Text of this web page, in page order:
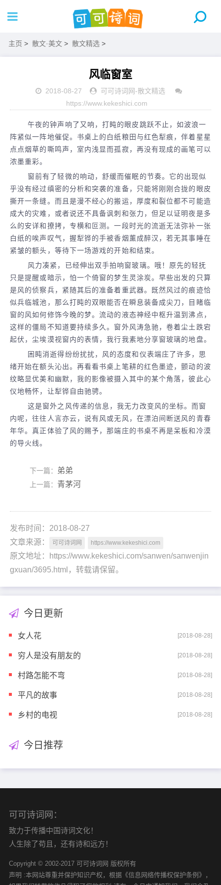
主页 > 散文·美文 > 散文精选 >
风临窗室
2018-08-27 可可诗词网-散文精选
https://www.kekeshici.com
午夜的钟声响了又响，打盹的眼皮跳跃不止，如波浪一
阵紧似一阵地催促。书桌上的白纸粮田与红色犁痕，伴着星星
点点烟草的嘶鸣声，室内浅显而孤寂，再没有现成的画笔可以
浓墨重彩。
窗前有了轻微的响动，舒缓而催眠的节奏。它的出现似
乎没有经过缜密的分析和突袭的准备，只能将刚刚合拢的眼皮
撕开一条缝。而且是漫不经心的搬运，厚度和裂位都不可能造
成大的灾难，或者说还不具备讽刺和张力，但足以证明夜是多
么的安详和撩拷，专横和叵测。一段时光的流逝无法弥补一张
白纸的唉声叹气，握犁铧的手被香烟薰成醉汉，若无其事睡在
紧皱的额头，等待下一场游戏的开始和结束。
风力凑紧，已经伸出双手拍响窗玻璃。哦！原先的轻抚
只是提醒或暗示，怕一个倚窗的梦生灵涂炭。早些出发的只算
是风的侦察兵，紧随其后的准备着重武器。既然风过的痕迹恰
似兵临城池，那么打盹的双眼能否在瞬息装备成尖刀，目睹临
窗的风如何修饰今晚的梦。流动的液态神经中枢升温到沸点，
这样的僵局不知道要持续多久。窗外风涛急驰，卷着尘土跌宕
起伏，尘埃漠视窗内的表情，我行我素地分享窗玻璃的地盘。
困盹消逝得纷纷扰扰，风的态度和仪表端庄了许多，思
绪开始在额头沁出。再看看书桌上笔耕的红色墨迹，颤动的波
纹略显优美和幽默，我的影像被摄入其中的某个角落，彼此心
仪地畅怀，让犁铧自由驰骋。
这是窗外之风传递的信息，我无力改变风的坐标。而窗
内呢，往往人言亦云，说有风或无风，在漂泊间断送风的青春
年华。真正体验了风的赐予，那端庄的书桌不再是呆板和冷漠
的导火线。
下一篇： 弟弟
上一篇： 青茅河
发布时间：2018-08-27
文章来源：
可可诗词网 https://www.kekeshici.com
原文地址：https://www.kekeshici.com/sanwen/sanwenjin
gxuan/3695.html，转载请保留。
今日更新
女人花 [2018-08-28]
穷人是没有朋友的 [2018-08-28]
村路怎能不弯 [2018-08-28]
平凡的故事 [2018-08-28]
乡村的电视 [2018-08-28]
今日推荐
可可诗词网：
致力于传播中国诗词文化！
人生除了苟且，还有诗和远方！
Copyright © 2002-2017 可可诗词网 版权所有
声明 :本网站尊重并保护知识产权，根据《信息网络传播权保护条例》，